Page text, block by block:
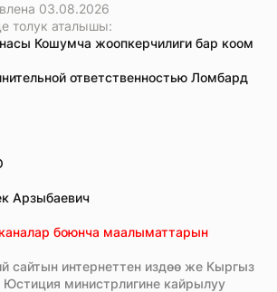
03.08.2026
толук аталышы:
Кошумча жоопкерчилиги бар коом
ответственностью Ломбард
Арзыбаевич
боюнча маалыматтарын
сайтын интернеттен издөө же Кыргыз
министрлигине кайрылуу